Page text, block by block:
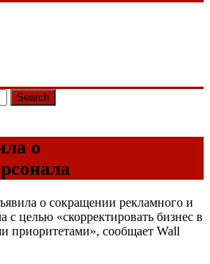
Search
о
о сокращении рекламного и
с целью «скорректировать бизнес в
приоритетами», сообщает Wall